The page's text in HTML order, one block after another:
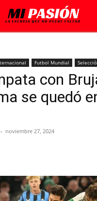
Futbol Mundial
con
se quedó
- noviembre 27, 2024